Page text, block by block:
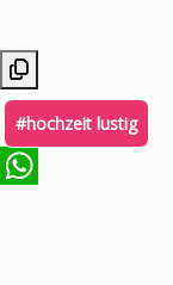
#hochzeit lustig